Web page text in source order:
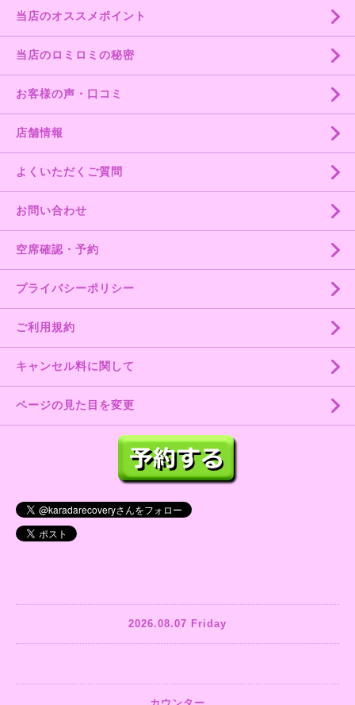
当店のオススメポイント
当店のロミロミの秘密
お客様の声・口コミ
店舗情報
よくいただくご質問
お問い合わせ
空席確認・予約
プライバシーポリシー
ご利用規約
キャンセル料に関して
ページの見た目を変更
2026.08.07 Friday